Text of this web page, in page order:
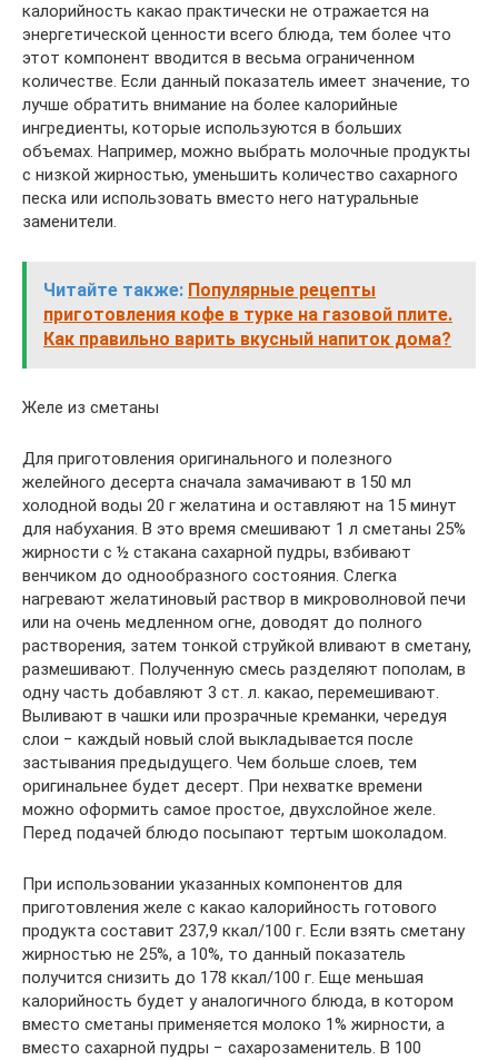
калорийность какао практически не отражается на
энергетической ценности всего блюда, тем более что
этот компонент вводится в весьма ограниченном
количестве. Если данный показатель имеет значение, то
лучше обратить внимание на более калорийные
ингредиенты, которые используются в больших
объемах. Например, можно выбрать молочные продукты
с низкой жирностью, уменьшить количество сахарного
песка или использовать вместо него натуральные
заменители.
Читайте также: Популярные рецепты
приготовления кофе в турке на газовой плите.
Как правильно варить вкусный напиток дома?
Желе из сметаны
Для приготовления оригинального и полезного
желейного десерта сначала замачивают в 150 мл
холодной воды 20 г желатина и оставляют на 15 минут
для набухания. В это время смешивают 1 л сметаны 25%
жирности с ½ стакана сахарной пудры, взбивают
венчиком до однообразного состояния. Слегка
нагревают желатиновый раствор в микроволновой печи
или на очень медленном огне, доводят до полного
растворения, затем тонкой струйкой вливают в сметану,
размешивают. Полученную смесь разделяют пополам, в
одну часть добавляют 3 ст. л. какао, перемешивают.
Выливают в чашки или прозрачные креманки, чередуя
слои − каждый новый слой выкладывается после
застывания предыдущего. Чем больше слоев, тем
оригинальнее будет десерт. При нехватке времени
можно оформить самое простое, двухслойное желе.
Перед подачей блюдо посыпают тертым шоколадом.
При использовании указанных компонентов для
приготовления желе с какао калорийность готового
продукта составит 237,9 ккал/100 г. Если взять сметану
жирностью не 25%, а 10%, то данный показатель
получится снизить до 178 ккал/100 г. Еще меньшая
калорийность будет у аналогичного блюда, в котором
вместо сметаны применяется молоко 1% жирности, а
вместо сахарной пудры − сахарозаменитель. В 100